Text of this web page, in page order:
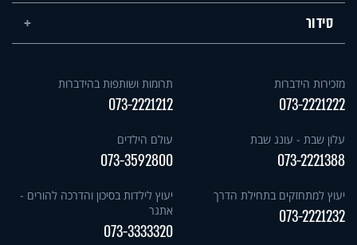
סידור
מזכירות הידברות
073-2221222
תרומות ושותפות בהידברות
073-2221212
עלון שבת - עונג שבת
073-2221388
עולם הילדים
073-3592800
יעוץ למתחזקים בתחילת הדרך
073-2221232
יעוץ לילדות בסיכון והדרכה להורים -
אתגר
073-3333320